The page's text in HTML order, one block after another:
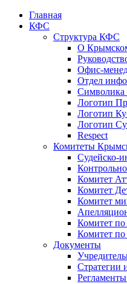
Главная
КФС
Структура КФС
О
Офис-
Отдел
Символика
Логотип
Логотип
Логотип
Respect
Комитеты
Судейско-
Комитет
Комитет
Комитет
Комитет
Комитет по
Документы
Стратегии